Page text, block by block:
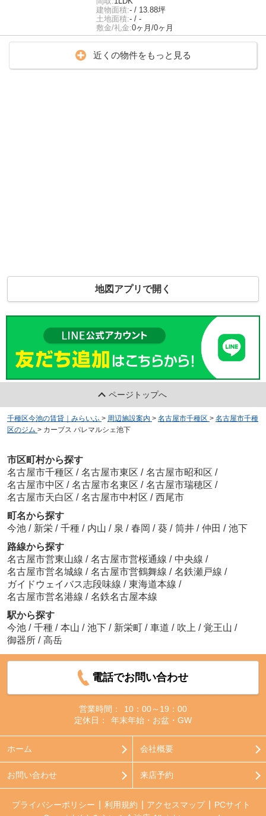
建物面積:- / 13.88坪
土地面積:- / -
敷金/礼金:0ヶ月/0ヶ月
近くの物件をもっと見る
地図アプリで開く
ページトップへ
千種区今池の賃貸｜みらいふ > 周辺施設案内 > 名古屋市千種区 > 名古屋市千種
区のジム > カーブス パレマルシェ池下
市区町村から探す
名古屋市千種区 / 名古屋市東区 / 名古屋市昭和区 /
名古屋市中区 / 名古屋市名東区 / 名古屋市瑞穂区 /
名古屋市天白区 / 名古屋市中村区 / 西尾市
町名から探す
今池 / 新栄 / 千種 / 内山 / 泉 / 春岡 / 葵 / 筒井 / 仲田 / 池下
路線から探す
名古屋市営東山線 / 名古屋市営桜通線 / 中央線 /
名古屋市営名城線 / 名古屋市営鶴舞線 / 名鉄瀬戸線 /
ガイドウェイバス志段味線 / 東海道本線 /
名古屋市営名港線 / 名鉄名古屋本線
駅から探す
今池 / 千種 / 本山 / 池下 / 新栄町 / 車道 / 吹上 / 覚王山 /
御器所 / 高岳
電話でお問い合わせ
営業時間：
10：00～19：00
定休日：
年末年始・お盆・GW
ホーム 会社概要
お問い合わせ 来店予約
プライバシーポリシー 利用規約 アクセスマップ
PCサイト